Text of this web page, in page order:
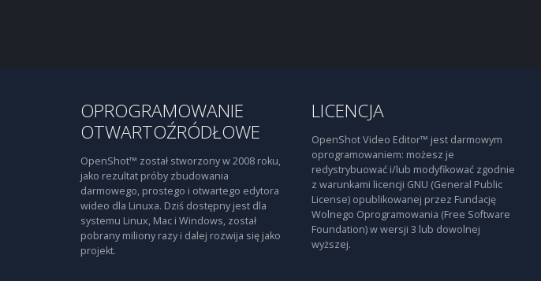
OPROGRAMOWANIE
OTWARTOŹRÓDŁOWE
OpenShot™ został stworzony w 2008 roku,
jako rezultat próby zbudowania
darmowego, prostego i otwartego edytora
wideo dla Linuxa. Dziś dostępny jest dla
systemu Linux, Mac i Windows, został
pobrany miliony razy i dalej rozwija się jako
projekt.
LICENCJA
OpenShot Video Editor™ jest darmowym
oprogramowaniem: możesz je
redystrybuować i/lub modyfikować zgodnie
z warunkami licencji GNU (General Public
License) opublikowanej przez Fundację
Wolnego Oprogramowania (Free Software
Foundation) w wersji 3 lub dowolnej
wyższej.